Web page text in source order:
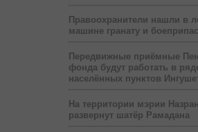
Правоохранители нашли в
машине гранату и
Передвижные приёмные
фонда будут работать в
населённых пунктов
На территории мэрии
развернут шатёр Рамадана